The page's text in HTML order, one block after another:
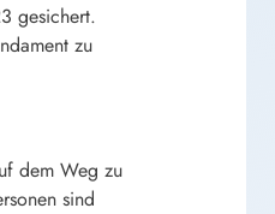
gesichert.
zu
dem Weg zu
sind